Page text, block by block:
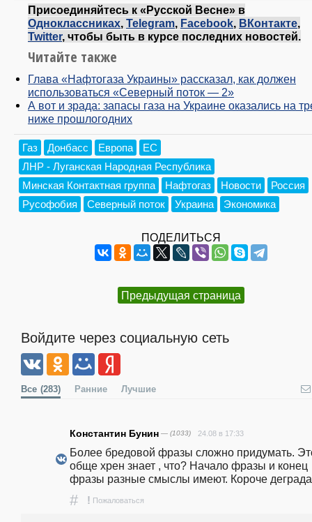
Присоединяйтесь к «Русской Весне» в
Одноклассниках, Telegram, Facebook, ВКонтакте,
Twitter, чтобы быть в курсе последних новостей.
Читайте также
Глава «Нафтогаза Украины» рассказал, как должен
использоваться «Северный поток — 2»
А вот и зрада: запасы газа на Украине оказались на
ниже прошлогодних
Газ Донбасс Европа
ЕС
ЛНР - Луганская Народная Республика
Минская Контактная группа
Нафтогаз Новости
Россия
Русофобия
Северный поток Украина Экономика
ПОДЕЛИТЬСЯ
Предыдущая страница
Войдите через социальную сеть
Все (283) Ранние Лучшие
Константин Бунин — (1033) 24.08 в 17:33
Более бредовой фразы сложно придумать.
обще хрен знает , что? Начало фразы и конец
фразы разные смыслы имеют. Короче
# ! Пожаловаться